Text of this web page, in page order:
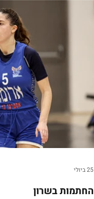
החתמות בשרון
25 ביולי